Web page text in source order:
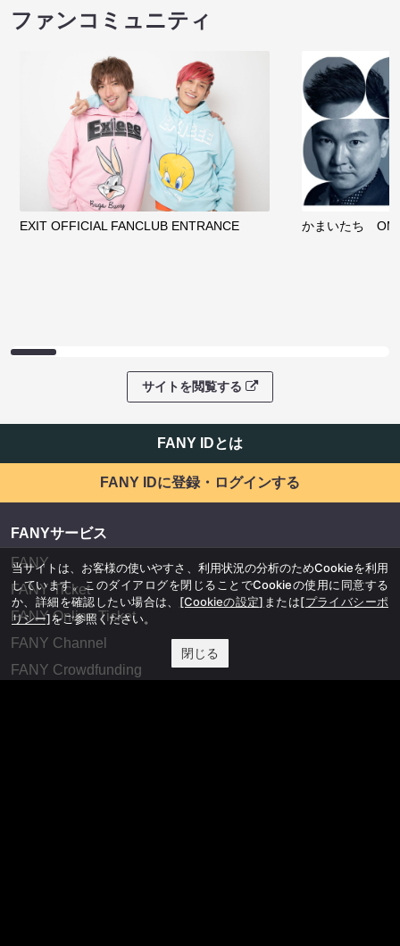
ファンコミュニティ
EXIT OFFICIAL FANCLUB ENTRANCE かまいたち
サイトを閲覧する
FANY IDとは
FANY IDに登録・ログインする
FANYサービス
FANY
FANY Ticket
FANY Online Ticket
FANY Channel
FANY Crowdfunding
当サイトは、お客様の使いやすさ、利用状況の分析のためCookieを利用
しています。このダイアログを閉じることでCookieの使用に同意する
か、詳細を確認したい場合は、 [Cookieの設定] または[プライバシーポ
リシー]をご参照ください。
閉じる